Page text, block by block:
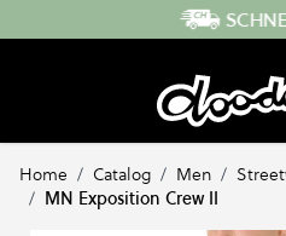
SCHNELLER
Home / Catalog / Men /
/ MN Exposition Crew II